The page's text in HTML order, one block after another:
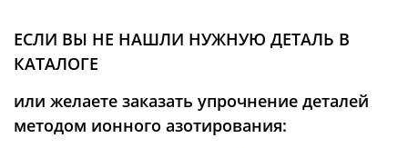
ЕСЛИ ВЫ НЕ НАШЛИ НУЖНУЮ ДЕТАЛЬ В
КАТАЛОГЕ
или желаете заказать упрочнение деталей
методом ионного азотирования: